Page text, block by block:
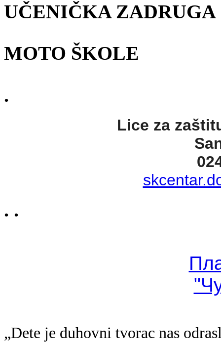
UČENIČKA ZADRUGA
MOTO ŠKOLE
.
Lice za
. .
„Dete je duhovni tvorac nas